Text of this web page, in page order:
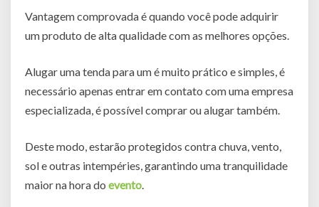
Vantagem comprovada é quando você pode adquirir
um produto de alta qualidade com as melhores opções.
Alugar uma tenda para um é muito prático e simples, é
necessário apenas entrar em contato com uma empresa
especializada, é possível comprar ou alugar também.
Deste modo, estarão protegidos contra chuva, vento,
sol e outras intempéries, garantindo uma tranquilidade
maior na hora do evento